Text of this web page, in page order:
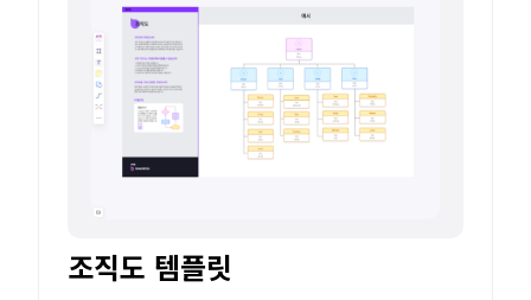
조직도 템플릿